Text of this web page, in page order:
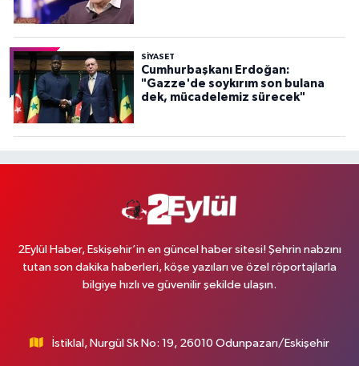
SİYASET
Cumhurbaşkanı Erdoğan:
"Gazze'de soykırım son bulana
dek, mücadelemiz sürecek"
2Eylül Haber, Eskişehir’in en güncel haber sitesi! Şehrin nabzını
tutan son dakika haberleri, köşe yazıları ve özel röportajlarla
bilgiye hızlı ve güvenilir şekilde ulaşın.
İstiklal, Nurgül Sk No: 19, 26010 Odunpazarı/Eskişehir